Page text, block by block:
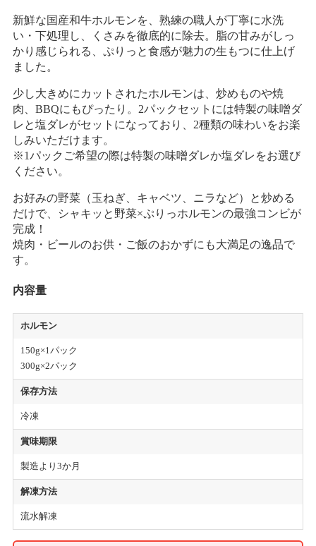
新鮮な国産和牛ホルモンを、熟練の職人が丁寧に水洗
い・下処理し、くさみを徹底的に除去。脂の甘みがしっ
かり感じられる、ぷりっと食感が魅力の生もつに仕上げ
ました。
少し大きめにカットされたホルモンは、炒めものや焼
肉、BBQにもぴったり。2パックセットには特製の味噌ダ
レと塩ダレがセットになっており、2種類の味わいをお楽
しみいただけます。
※1パックご希望の際は特製の味噌ダレか塩ダレをお選び
ください。
お好みの野菜（玉ねぎ、キャベツ、ニラなど）と炒める
だけで、シャキッと野菜×ぷりっホルモンの最強コンビが
完成！
焼肉・ビールのお供・ご飯のおかずにも大満足の逸品で
す。
内容量
ホルモン
150g×1パック
300g×2パック
保存方法
冷凍
賞味期限
製造より3か月
解凍方法
流水解凍